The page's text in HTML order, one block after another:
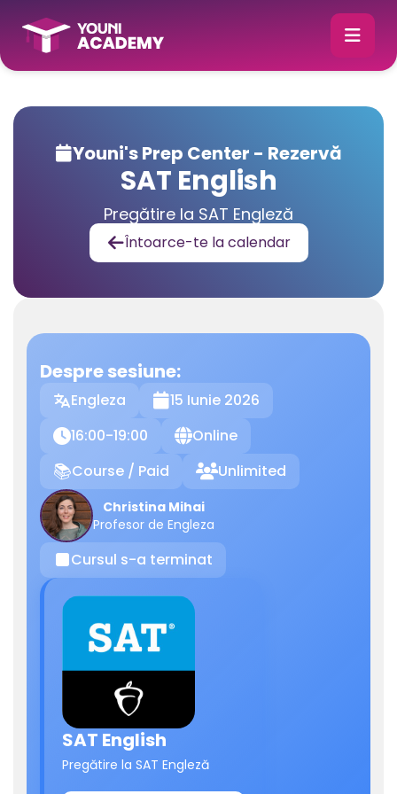
Youni's Prep Center - Rezervă
SAT English
Pregătire la SAT Engleză
Întoarce-te la calendar
SAT English
Pregătire la SAT Engleză
Despre sesiune:
Engleza 15 Iunie 2026
16:00-19:00 🌐Online
📚Course / Paid Unlimited
Christina Mihai
Profesor de Engleza
⏹Cursul s-a terminat